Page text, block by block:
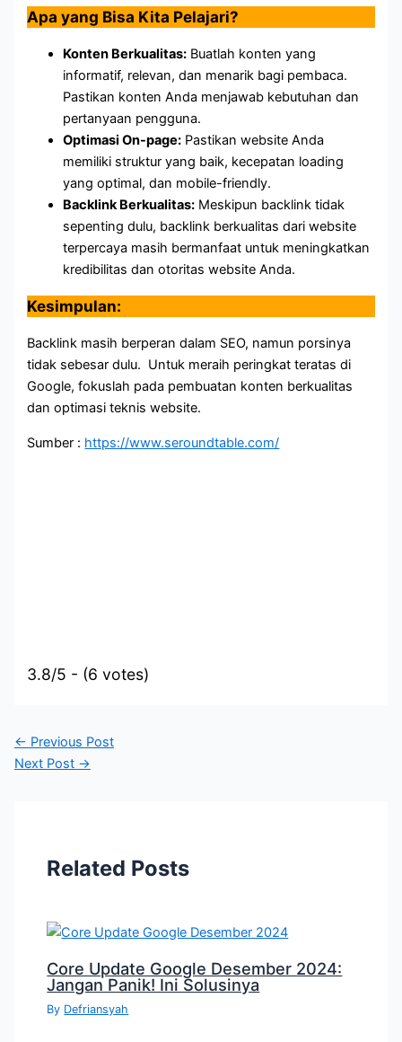
Apa yang Bisa Kita Pelajari?
Konten Berkualitas: Buatlah konten yang
informatif, relevan, dan menarik bagi pembaca.
Pastikan konten Anda menjawab kebutuhan dan
pertanyaan pengguna.
Optimasi On-page: Pastikan website Anda
memiliki struktur yang baik, kecepatan loading
yang optimal, dan mobile-friendly.
Backlink Berkualitas: Meskipun backlink tidak
sepenting dulu, backlink berkualitas dari website
terpercaya masih bermanfaat untuk meningkatkan
kredibilitas dan otoritas website Anda.
Kesimpulan:
Backlink masih berperan dalam SEO, namun porsinya
tidak sebesar dulu. Untuk meraih peringkat teratas di
Google, fokuslah pada pembuatan konten berkualitas
dan optimasi teknis website.
Sumber : https://www.seroundtable.com/
3.8/5 - (6 votes)
← Previous Post
Next Post →
Related Posts
Core Update Google Desember 2024:
Jangan Panik! Ini Solusinya
By Defriansyah